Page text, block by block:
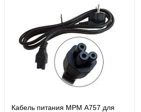
Кабель питания МРМ A757 для